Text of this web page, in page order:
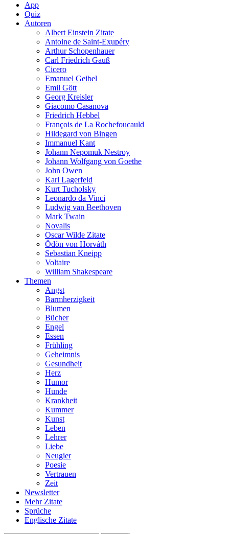
App
Quiz
Autoren
Albert Einstein Zitate
Antoine de Saint-Exupéry
Arthur Schopenhauer
Carl Friedrich Gauß
Cicero
Emanuel Geibel
Emil Gött
Georg Kreisler
Giacomo Casanova
Friedrich Hebbel
François de La Rochefoucauld
Hildegard von Bingen
Immanuel Kant
Johann Nepomuk Nestroy
Johann Wolfgang von Goethe
John Owen
Karl Lagerfeld
Kurt Tucholsky
Leonardo da Vinci
Ludwig van Beethoven
Mark Twain
Novalis
Oscar Wilde Zitate
Ödön von Horváth
Sebastian Kneipp
Voltaire
William Shakespeare
Themen
Angst
Barmherzigkeit
Blumen
Bücher
Engel
Essen
Frühling
Geheimnis
Gesundheit
Herz
Humor
Hunde
Krankheit
Kummer
Kunst
Leben
Lehrer
Liebe
Neugier
Poesie
Vertrauen
Zeit
Newsletter
Mehr Zitate
Sprüche
Englische Zitate